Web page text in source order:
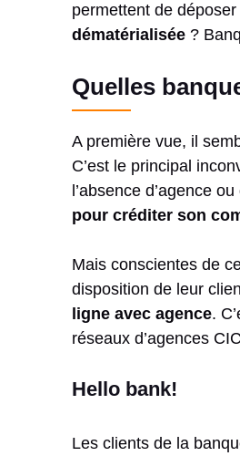
permettent de
dématérialisée ?
Quelles
A première vue, il
C’est le principal
l’absence d’agence
pour créditer son
Mais conscientes de
disposition de leur
ligne avec agence.
réseaux d’agences
Hello bank!
Les clients de la